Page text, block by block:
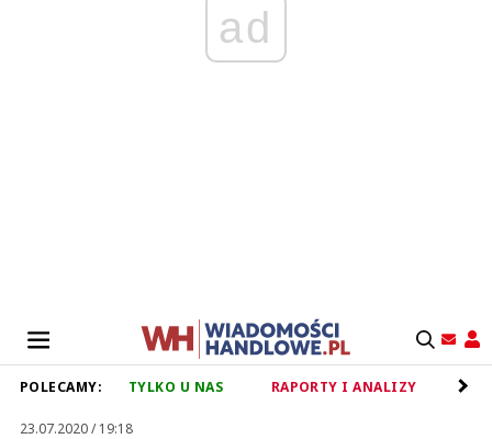
ad
POLECAMY: TYLKO U NAS RAPORTY I ANALIZY
23.07.2020 / 19:18